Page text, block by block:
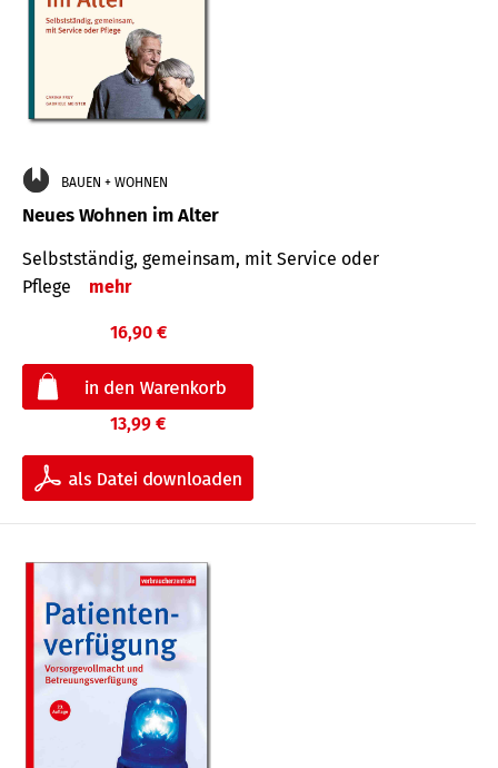
BAUEN + WOHNEN
Neues Wohnen im Alter
Selbstständig, gemeinsam, mit Service oder
Pflege
mehr
16,90 €
13,99 €